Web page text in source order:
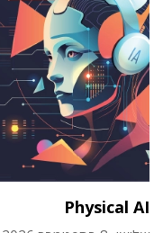
Physical AI